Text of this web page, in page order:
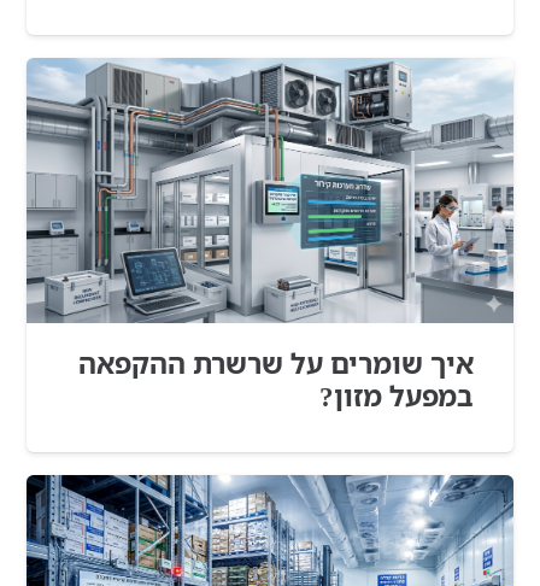
איך שומרים על שרשרת ההקפאה
במפעל מזון?